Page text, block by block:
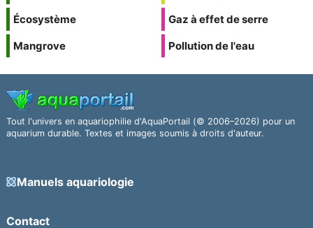
Écosystème
Mangrove
Gaz à effet de serre
Pollution de l'eau
Tout l'univers en aquariophilie d'AquaPortail (© 2006–2026) pour un
aquarium durable. Textes et images soumis à droits d'auteur.
Manuels aquariologie
Contact